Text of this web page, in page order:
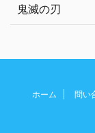
鬼滅の刃
ホーム 問い